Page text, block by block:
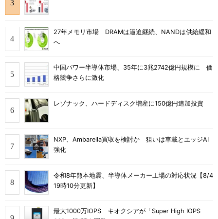
27年メモリ市場 DRAMは逼迫継続、NANDは供給緩和
へ
中国パワー半導体市場、35年に3兆2742億円規模に 価
格競争さらに激化
レゾナック、ハードディスク増産に150億円追加投資
NXP、Ambarella買収を検討か 狙いは車載とエッジAI
強化
令和8年熊本地震、半導体メーカー工場の対応状況【8/4
19時10分更新】
最大1000万IOPS キオクシアが「Super High IOPS